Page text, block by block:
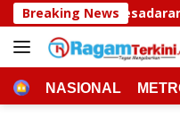
Langsung
ke
konten
Breaking News
Personel Akan
HOMENASIONAL